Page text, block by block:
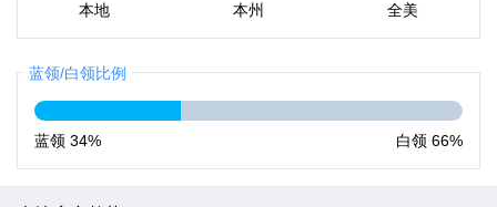
本地 本州 全美
蓝领/白领比例
蓝领 34% 白领 66%